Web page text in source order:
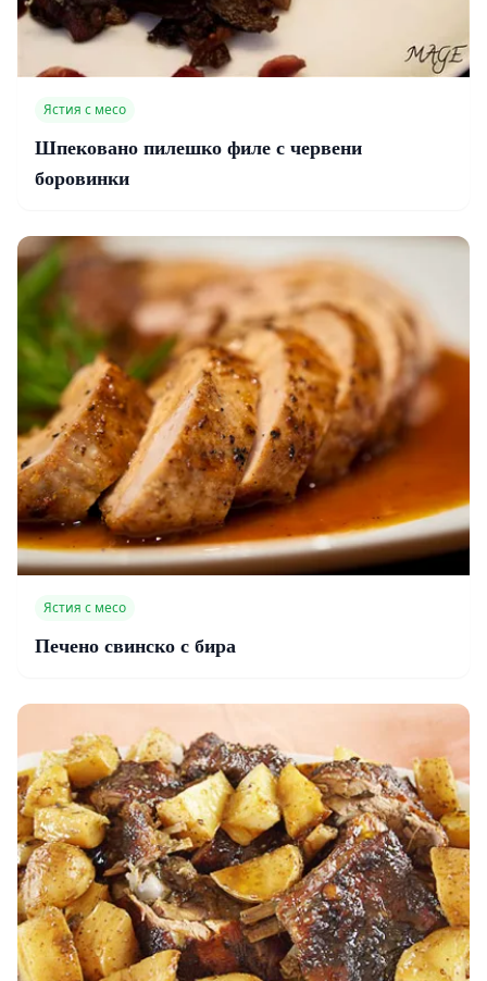
Ястия с месо
Шпековано пилешко филе с червени
боровинки
Ястия с месо
Печено свинско с бира